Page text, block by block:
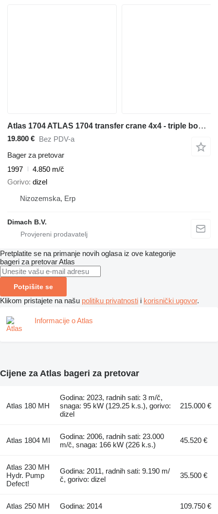
Atlas 1704 ATLAS 1704 transfer crane 4x4 - triple boom - Dutch license
19.800 €
Bez PDV-a
Bager za pretovar
1997
4.850 m/č
Gorivo dizel
Nizozemska, Erp
Dimach B.V.
Pretplatite se na primanje novih oglasa iz ove kategorije
bageri za pretovarAtlas
Potpišite se
Klikom pristajete na našu politiku privatnosti i korisnički ugovor.
Informacije o Atlas
Cijene za Atlas bageri za pretovar
Atlas 180 MH
Godina: 2023, radnih sati: 3 m/č,
snaga: 95 kW (129.25 k.s.), gorivo:
dizel
215.000 €
Atlas 1804 MI
Godina: 2006, radnih sati: 23.000
m/č, snaga: 166 kW (226 k.s.)
45.520 €
Atlas 230 MH
Hydr. Pump
Defect!
Godina: 2011, radnih sati: 9.190 m/
č, gorivo: dizel
35.500 €
Atlas 250 MH Godina: 2014 109.750 €